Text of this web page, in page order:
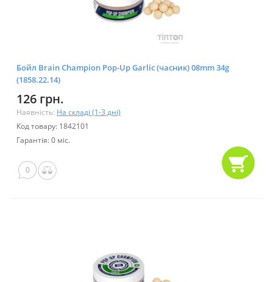
Бойл Brain Champion Pop-Up Garlic (часник) 08mm 34g
(1858.22.14)
126 грн.
Наявність: На складі (1-3 дні)
Код товару: 1842101
Гарантія: 0 міс.
0